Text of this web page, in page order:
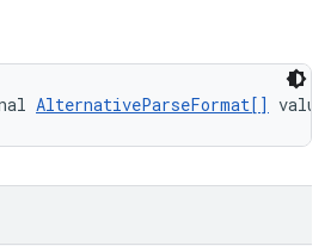
AlternativeParseFormat[]